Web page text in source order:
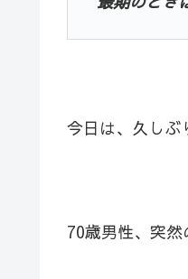
今日は、久しぶ
70歳男性、突然